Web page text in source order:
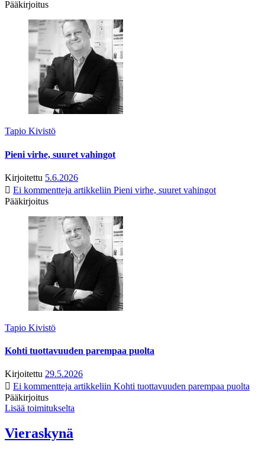
Pääkirjoitus
Tapio Kivistö
Pieni virhe, suuret vahingot
Kirjoitettu 5.6.2026
Ei kommentteja artikkeliin Pieni virhe, suuret vahingot
Pääkirjoitus
Tapio Kivistö
Kohti tuottavuuden parempaa puolta
Kirjoitettu 29.5.2026
Ei kommentteja artikkeliin Kohti tuottavuuden parempaa puolta
Pääkirjoitus
Lisää toimitukselta
Vieraskynä